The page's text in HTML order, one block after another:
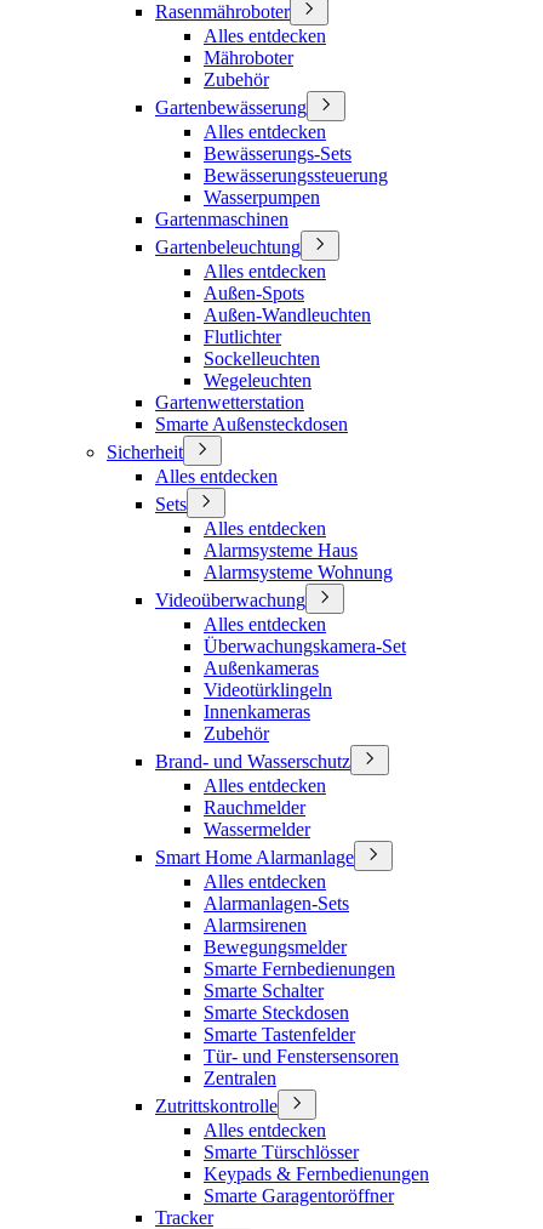
Rasenmähroboter
Alles entdecken
Mähroboter
Zubehör
Gartenbewässerung
Alles entdecken
Bewässerungs-Sets
Bewässerungssteuerung
Wasserpumpen
Gartenmaschinen
Gartenbeleuchtung
Alles entdecken
Außen-Spots
Außen-Wandleuchten
Flutlichter
Sockelleuchten
Wegeleuchten
Gartenwetterstation
Smarte Außensteckdosen
Sicherheit
Alles entdecken
Sets
Alles entdecken
Alarmsysteme Haus
Alarmsysteme Wohnung
Videoüberwachung
Alles entdecken
Überwachungskamera-Set
Außenkameras
Videotürklingeln
Innenkameras
Zubehör
Brand- und Wasserschutz
Alles entdecken
Rauchmelder
Wassermelder
Smart Home Alarmanlage
Alles entdecken
Alarmanlagen-Sets
Alarmsirenen
Bewegungsmelder
Smarte Fernbedienungen
Smarte Schalter
Smarte Steckdosen
Smarte Tastenfelder
Tür- und Fenstersensoren
Zentralen
Zutrittskontrolle
Alles entdecken
Smarte Türschlösser
Keypads & Fernbedienungen
Smarte Garagentoröffner
Tracker